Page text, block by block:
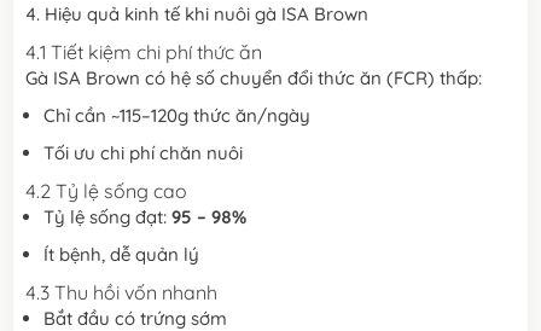
4. Hiệu quả kinh tế khi nuôi gà ISA Brown
4.1 Tiết kiệm chi phí thức ăn
Gà ISA Brown có hệ số chuyển đổi thức ăn (FCR) thấp:
Chỉ cần ~115–120g thức ăn/ngày
Tối ưu chi phí chăn nuôi
4.2 Tỷ lệ sống cao
Tỷ lệ sống đạt:95 – 98%
Ít bệnh, dễ quản lý
4.3 Thu hồi vốn nhanh
Bắt đầu có trứng sớm